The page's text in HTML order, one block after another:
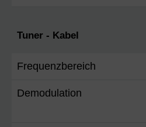
Tuner - Kabel
Frequenzbereich
Demodulation